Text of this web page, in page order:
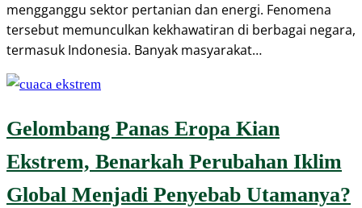
mengganggu sektor pertanian dan energi. Fenomena
tersebut memunculkan kekhawatiran di berbagai negara,
termasuk Indonesia. Banyak masyarakat…
Gelombang Panas Eropa Kian
Ekstrem, Benarkah Perubahan Iklim
Global Menjadi Penyebab Utamanya?